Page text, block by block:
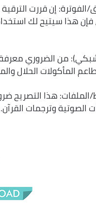
إن قررت
فإن هذا سيتيح لك
من الضروري
المأكولات الحلال
الملفات: هذا
الصوتية وترجمات القرآن.